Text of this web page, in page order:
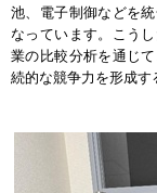
池、電子制御などを
なっています。こう
業の比較分析を通じ
続的な競争力を形成す